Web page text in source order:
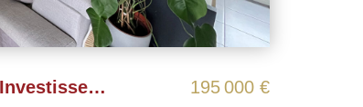
Appartement T3 de 67 m² - Investissement locatif - Colomiers 195 000 €